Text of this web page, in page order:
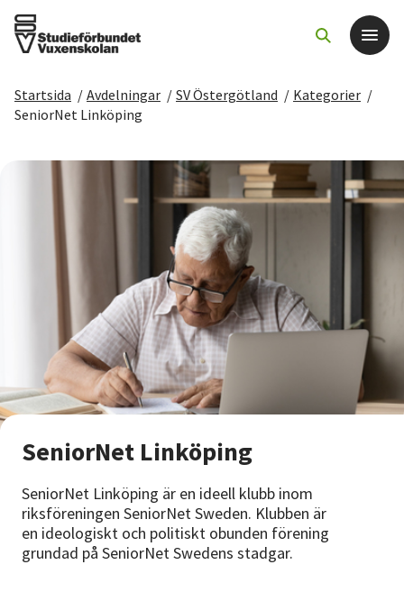
Det här gör vi
För dig som
Sök kurser och evenemang
Starta studiecirkel
Cirkelledare
Nyheter
Avdelningar
Lyssna
Startsida / Avdelningar / SV Östergötland / Kategorier /
SeniorNet Linköping
SeniorNet Linköping
SeniorNet Linköping är en ideell klubb inom
riksföreningen SeniorNet Sweden. Klubben är
en ideologiskt och politiskt obunden förening
grundad på SeniorNet Swedens stadgar.